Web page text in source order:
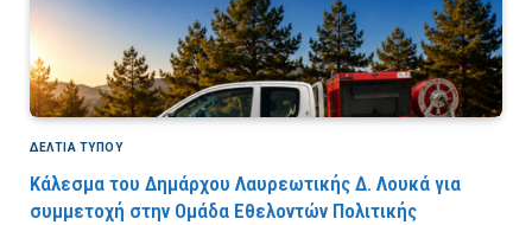
ΔΕΛΤΙΑ ΤΥΠΟΥ
Κάλεσμα του Δημάρχου Λαυρεωτικής Δ. Λουκά για
συμμετοχή στην Ομάδα Εθελοντών Πολιτικής